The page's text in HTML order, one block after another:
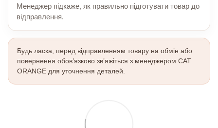
Менеджер підкаже, як правильно підготувати товар до
відправлення.
Будь ласка, перед відправленням товару на обмін або
повернення обов’язково зв’яжіться з менеджером CAT
ORANGE для уточнення деталей.